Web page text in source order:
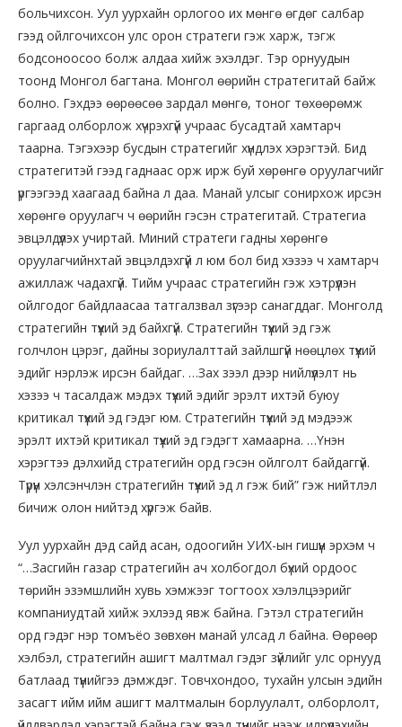
больчихсон. Уул уурхайн орлогоо их мөнгө өгдөг салбар
гээд ойлгочихсон улс орон стратеги гэж харж, тэгж
бодсоноосоо болж алдаа хийж эхэлдэг. Тэр орнуудын
тоонд Монгол багтана. Монгол өөрийн стратегитай байж
болно. Гэхдээ өөрөөсөө зардал мөнгө, тоног төхөөрөмж
гаргаад олборлож хүчрэхгүй учраас бусадтай хамтарч
таарна. Тэгэхээр бусдын стратегийг хүндлэх хэрэгтэй. Бид
стратегитэй гээд гаднаас орж ирж буй хөрөнгө оруулагчийг
үргээгээд хаагаад байна л даа. Манай улсыг сонирхож ирсэн
хөрөнгө оруулагч ч өөрийн гэсэн стратегитай. Стратегиа
эвцэлдүүлэх учиртай. Миний стратеги гадны хөрөнгө
оруулагчийнхтай эвцэлдэхгүй л юм бол бид хэзээ ч хамтарч
ажиллаж чадахгүй. Тийм учраас стратегийн гэж хэтрүүлэн
ойлгодог байдлаасаа татгалзвал зүгээр санагддаг. Монголд
стратегийн түүхий эд байхгүй. Стратегийн түүхий эд гэж
голчлон цэрэг, дайны зориулалттай зайлшгүй нөөцлөх түүхий
эдийг нэрлэж ирсэн байдаг. …Зах зээл дээр нийлүүлэлт нь
хэзээ ч тасалдаж мэдэх түүхий эдийг эрэлт ихтэй буюу
критикал түүхий эд гэдэг юм. Стратегийн түүхий эд мэдээж
эрэлт ихтэй критикал түүхий эд гэдэгт хамаарна. …Үнэн
хэрэгтээ дэлхийд стратегийн орд гэсэн ойлголт байдаггүй.
Түрүүн хэлсэнчлэн стратегийн түүхий эд л гэж бий” гэж нийтлэл
бичиж олон нийтэд хүргэж байв.
Уул уурхайн дэд сайд асан, одоогийн УИХ-ын гишүүн эрхэм ч
“…Засгийн газар стратегийн ач холбогдол бүхий ордоос
төрийн эзэмшлийн хувь хэмжээг тогтоох хэлэлцээрийг
компаниудтай хийж эхлээд явж байна. Гэтэл стратегийн
орд гэдэг нэр томъёо зөвхөн манай улсад л байна. Өөрөөр
хэлбэл, стратегийн ашигт малтмал гэдэг зүйлийг улс орнууд
батлаад түүнийгээ дэмждэг. Товчхондоо, тухайн улсын эдийн
засагт ийм ийм ашигт малтмалын борлуулалт, олборлолт,